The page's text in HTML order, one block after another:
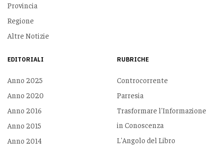
Provincia
Regione
Altre Notizie
EDITORIALI
Anno 2025
Anno 2020
Anno 2016
Anno 2015
Anno 2014
RUBRICHE
Controcorrente
Parresia
Trasformare l'Informazione
in Conoscenza
L'Angolo del Libro